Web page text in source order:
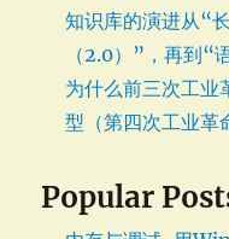
知识库的演进从“
（2.0）”，再到“
为什么前三次工业
型（第四次工业革
Popular